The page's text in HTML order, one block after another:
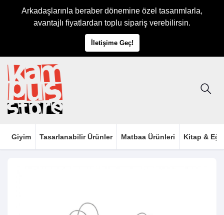
Arkadaşlarınla beraber dönemine özel tasarımlarla,
avantajlı fiyatlardan toplu sipariş verebilirsin.
İletişime Geç!
Giyim Tasarlanabilir Ürünler Matbaa Ürünleri Kitap &